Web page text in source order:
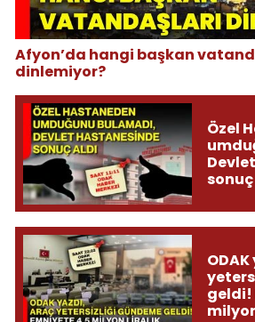
Afyon’da hangi başkan
dinlemiyor?
Özel
sonuç
geldi!